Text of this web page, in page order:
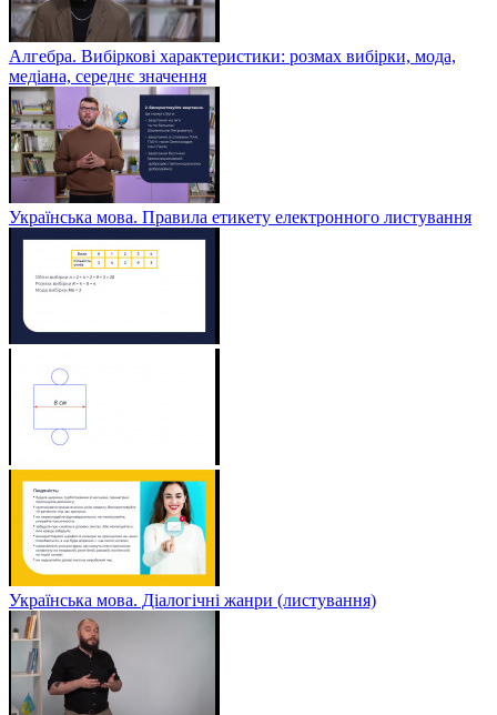
Алгебра. Вибіркові характеристики: розмах вибірки, мода,
медіана, середнє значення
Українська мова. Правила етикету електронного листування
Українська мова. Діалогічні жанри (листування)